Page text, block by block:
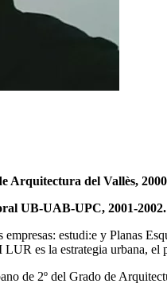
Arquitectura del Vallès,
UB-UAB-UPC, 2001-2002.
estudi:e y Planas
es la estrategia urbana,
de 2º del Grado de